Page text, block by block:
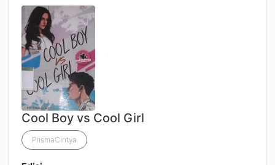
Cool Boy vs Cool Girl
PrismaCintya